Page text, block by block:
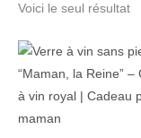
Voici le seul résultat